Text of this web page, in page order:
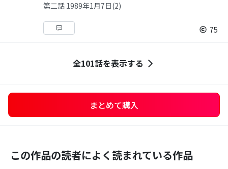
第二話 1989年1月7日(2)
75
全101話を表示する
まとめて購入
この作品の読者によく読まれている作品